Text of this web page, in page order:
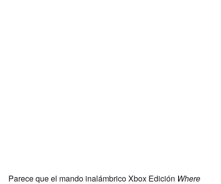
Parece que el mando inalámbrico Xbox Edición Where